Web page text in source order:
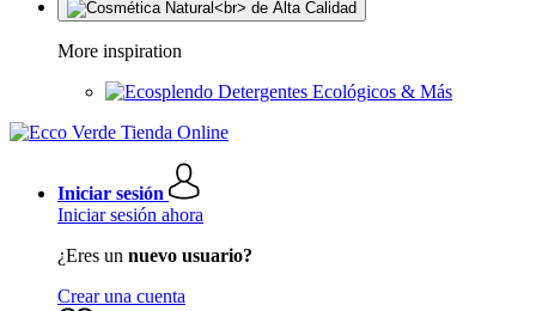
More inspiration
Detergentes Ecológicos & Más
Iniciar sesión
Iniciar sesión ahora
¿Eres un nuevo usuario?
Crear una cuenta